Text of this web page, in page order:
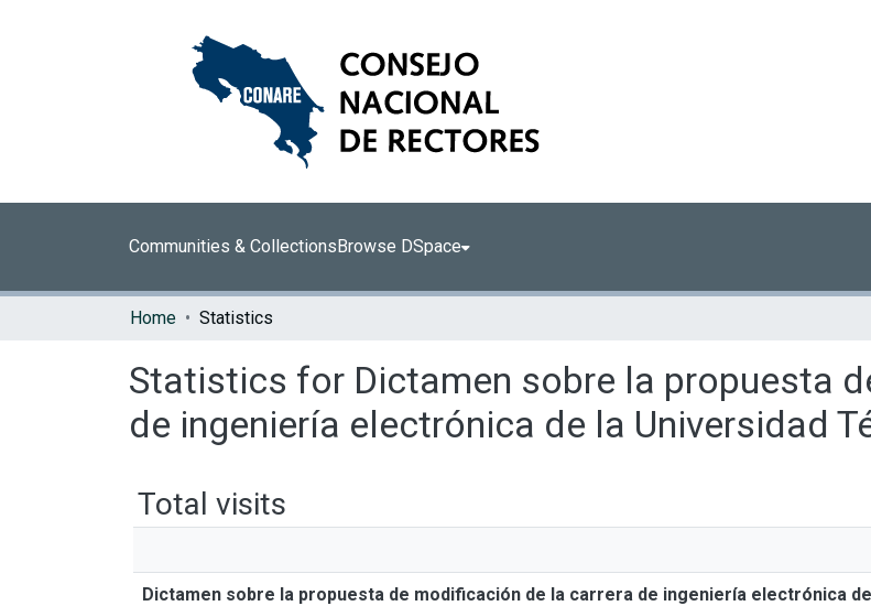
Communities & CollectionsBrowse DSpace
Home Statistics
Statistics for Dictamen sobre la propuesta
de ingeniería electrónica de la Universidad
Total visits
Dictamen sobre la propuesta de modificación de la carrera de ingeniería electrónica